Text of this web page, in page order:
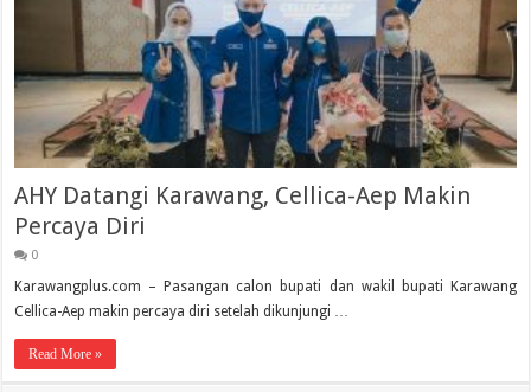
AHY Datangi Karawang, Cellica-Aep Makin
Percaya Diri
0
Karawangplus.com – Pasangan calon bupati dan wakil bupati Karawang
Cellica-Aep makin percaya diri setelah dikunjungi …
Read More »